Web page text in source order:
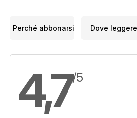
Perché abbonarsi Dove leggere
4,7/5